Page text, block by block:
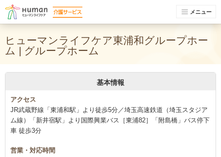
メニュー
ヒューマンライフケア東浦和グループホー
ム | グループホーム
基本情報
アクセス
JR武蔵野線「東浦和駅」より徒歩5分／埼玉高速鉄道（埼玉スタジア
ム線）「新井宿駅」より国際興業バス［東浦82］「附島橋」バス停下
車 徒歩3分
営業・対応時間